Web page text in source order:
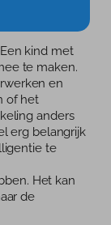
kind met
te maken.
en
of het
anders
erg belangrijk
te
Het kan
de